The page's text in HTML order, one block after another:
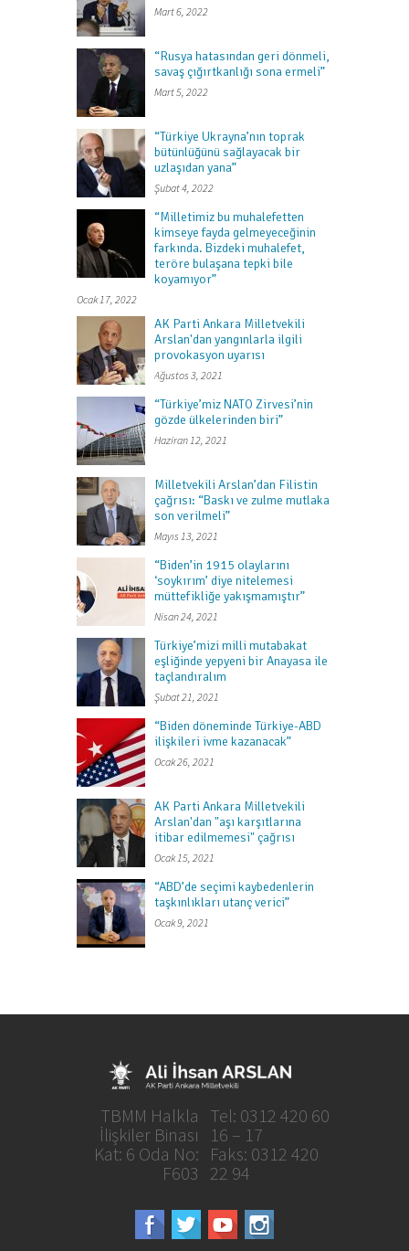
Mart 6, 2022
“Rusya hatasından geri dönmeli,
savaş çığırtkanlığı sona ermeli”
Mart 5, 2022
“Türkiye Ukrayna’nın toprak
bütünlüğünü sağlayacak bir
uzlaşıdan yana”
Şubat 4, 2022
“Milletimiz bu muhalefetten
kimseye fayda gelmeyeceğinin
farkında. Bizdeki muhalefet,
teröre bulaşana tepki bile
koyamıyor”
Ocak 17, 2022
AK Parti Ankara Milletvekili
Arslan'dan yangınlarla ilgili
provokasyon uyarısı
Ağustos 3, 2021
“Türkiye’miz NATO Zirvesi’nin
gözde ülkelerinden biri”
Haziran 12, 2021
Milletvekili Arslan’dan Filistin
çağrısı: “Baskı ve zulme mutlaka
son verilmeli”
Mayıs 13, 2021
“Biden’in 1915 olaylarını
‘soykırım’ diye nitelemesi
müttefikliğe yakışmamıştır”
Nisan 24, 2021
Türkiye’mizi milli mutabakat
eşliğinde yepyeni bir Anayasa ile
taçlandıralım
Şubat 21, 2021
“Biden döneminde Türkiye-ABD
ilişkileri ivme kazanacak”
Ocak 26, 2021
AK Parti Ankara Milletvekili
Arslan'dan "aşı karşıtlarına
itibar edilmemesi" çağrısı
Ocak 15, 2021
“ABD’de seçimi kaybedenlerin
taşkınlıkları utanç verici”
Ocak 9, 2021
Tel: 0312 420 60
16 – 17
Faks: 0312 420
22 94
TBMM Halkla
İlişkiler Binası
Kat: 6 Oda No:
F603